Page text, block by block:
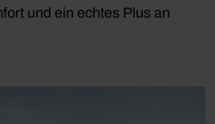
und ein echtes Plus an